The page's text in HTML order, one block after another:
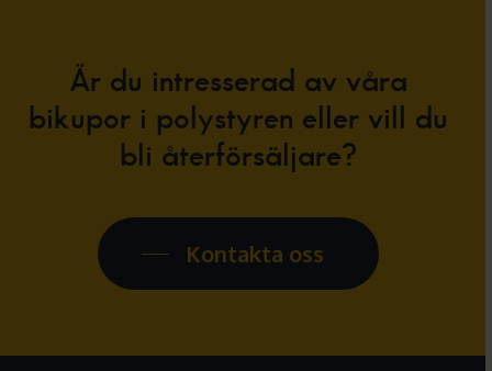
Är du intresserad av våra
bikupor i polystyren eller vill du
bli återförsäljare?
Kontakta oss